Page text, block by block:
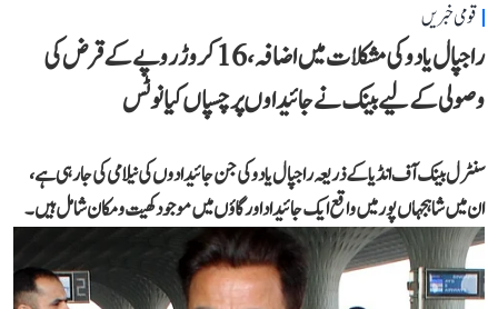
قومی خبریں
راجپال یادو کی مشکلات میں اضافہ، 16 کروڑ روپے کے قرض کی
وصولی کے لیے بینک نے جائیداوں پر چسپاں کیا نوٹس
سنٹرل بینک آف انڈیا کے ذریعہ راجپال یادو کی جن جائیدادوں کی نیلامی کی جا رہی ہے،
ان میں شاہجہاں پور میں واقع ایک جائیداد اور گاؤں میں موجود کھیت و مکان شامل ہیں۔